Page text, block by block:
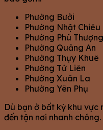
Phường Bưởi
Phường Nhật Chiêu
Phường Phú Thượng
Phường Quảng An
Phường Thụy Khuê
Phường Tứ Liên
Phường Xuân La
Phường Yên Phụ
Dù bạn ở bất kỳ khu vực
đến tận nơi nhanh chóng.